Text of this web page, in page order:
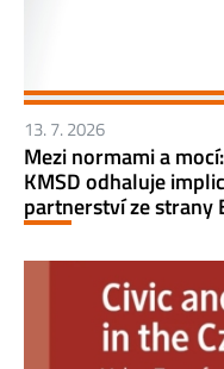
13. 7. 2026
Mezi normami a
KMSD odhaluje
partnerství ze strany